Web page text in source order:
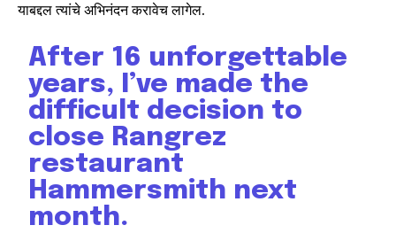
याबद्दल त्यांचे अभिनंदन करावेच लागेल.
After 16 unforgettable
years, I’ve made the
difficult decision to
close Rangrez
restaurant
Hammersmith next
month.